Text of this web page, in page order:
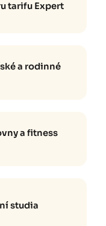
tarifu Expert
a rodinné
a fitness
studia